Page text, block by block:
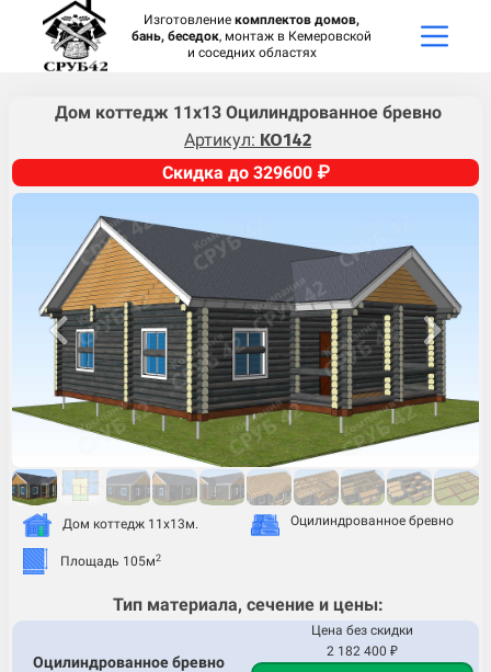
Изготовление комплектов домов,
бань, беседок, монтаж в Кемеровской
и соседних областях
Дом коттедж 11х13 Оцилиндрованное бревно
Артикул: KO142
Скидка до 329600 ₽
Дом коттедж 11х13м.
Площадь 105м2
Оцилиндрованное бревно
Тип материала, сечение и цены:
Оцилиндрованное бревно
Цена без скидки
2 182 400 ₽